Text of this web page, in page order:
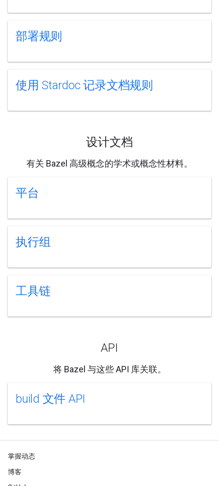
部署规则
使用 Stardoc 记录文档规则
设计文档
有关 Bazel 高级概念的学术或概念性材料。
平台
执行组
工具链
API
将 Bazel 与这些 API 库关联。
build 文件 API
掌握动态
博客